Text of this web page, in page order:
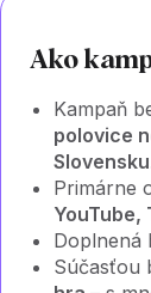
Ako
Kampaň
polovice
Slovensku
Primárne
YouTube,
Doplnená
Súčasťou